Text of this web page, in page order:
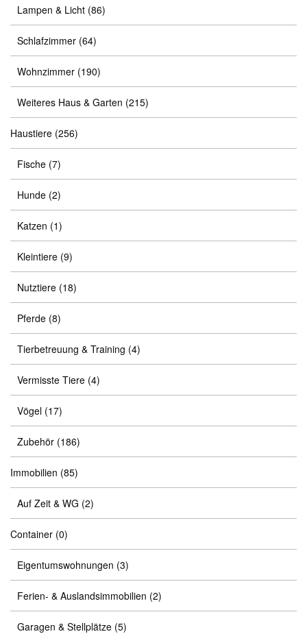
Lampen & Licht (86)
Schlafzimmer (64)
Wohnzimmer (190)
Weiteres Haus & Garten (215)
Haustiere (256)
Fische (7)
Hunde (2)
Katzen (1)
Kleintiere (9)
Nutztiere (18)
Pferde (8)
Tierbetreuung & Training (4)
Vermisste Tiere (4)
Vögel (17)
Zubehör (186)
Immobilien (85)
Auf Zeit & WG (2)
Container (0)
Eigentumswohnungen (3)
Ferien- & Auslandsimmobilien (2)
Garagen & Stellplätze (5)